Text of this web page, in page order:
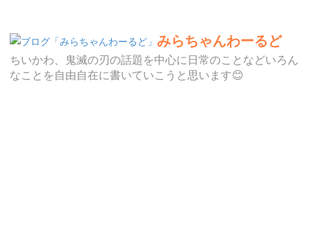
みらちゃんわーるど
ちいかわ、鬼滅の刃の話題を中心に日常のことなどいろん
なことを自由自在に書いていこうと思います😊